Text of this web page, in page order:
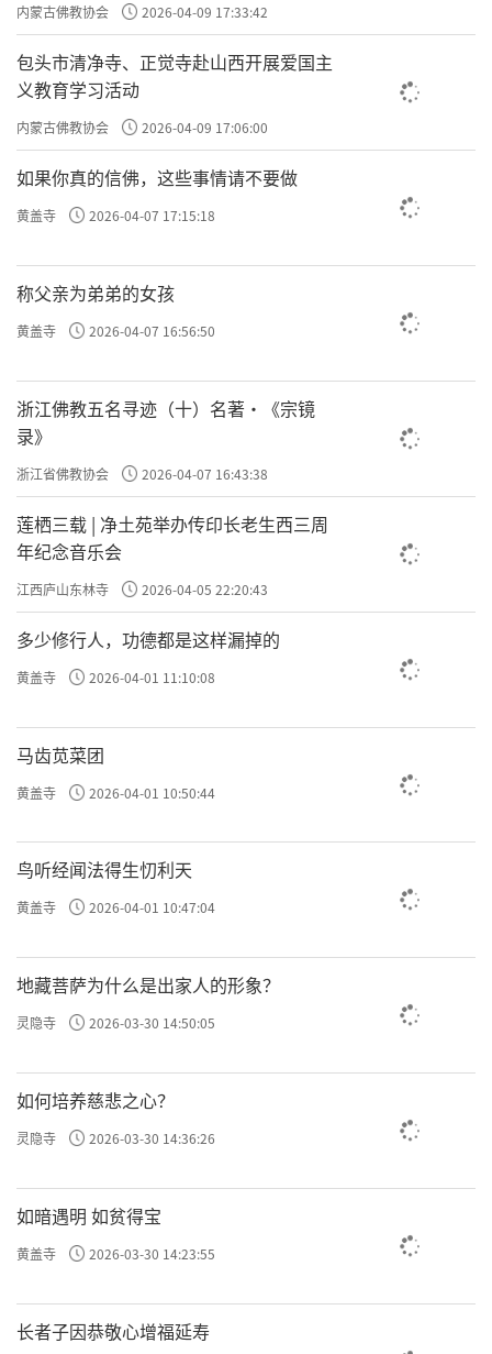
内蒙古佛教协会 2026-04-09 17:33:42
包头市清净寺、正觉寺赴山西开展爱国主
义教育学习活动
内蒙古佛教协会 2026-04-09 17:06:00
如果你真的信佛，这些事情请不要做
黄盖寺 2026-04-07 17:15:18
称父亲为弟弟的女孩
黄盖寺 2026-04-07 16:56:50
浙江佛教五名寻迹（十）名著·《宗镜
录》
浙江省佛教协会 2026-04-07 16:43:38
莲栖三载 | 净土苑举办传印长老生西三周
年纪念音乐会
江西庐山东林寺 2026-04-05 22:20:43
多少修行人，功德都是这样漏掉的
黄盖寺 2026-04-01 11:10:08
马齿苋菜团
黄盖寺 2026-04-01 10:50:44
鸟听经闻法得生忉利天
黄盖寺 2026-04-01 10:47:04
地藏菩萨为什么是出家人的形象？
灵隐寺 2026-03-30 14:50:05
如何培养慈悲之心？
灵隐寺 2026-03-30 14:36:26
如暗遇明 如贫得宝
黄盖寺 2026-03-30 14:23:55
长者子因恭敬心增福延寿